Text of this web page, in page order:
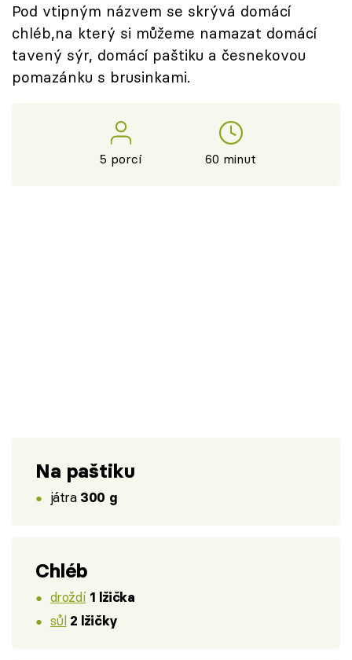
Sledujte prima+
Přihlášení
Pod vtipným názvem se skrývá domácí
chléb,na který si můžeme namazat domácí
tavený sýr, domácí paštiku a česnekovou
pomazánku s brusinkami.
5 porcí 60 minut
Na paštiku
játra 300 g
Chléb
droždí 1 lžička
sůl 2 lžičky